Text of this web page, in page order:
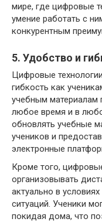
мире, где цифровые
умение работать с
конкурентным
5. Удобство и
Цифровые
гибкость как
учебным материалам
любое время и в
обновлять учебные
учеников и
электронные
Кроме того,
организовывать
актуально в
ситуаций. Ученики
покидая дома, что